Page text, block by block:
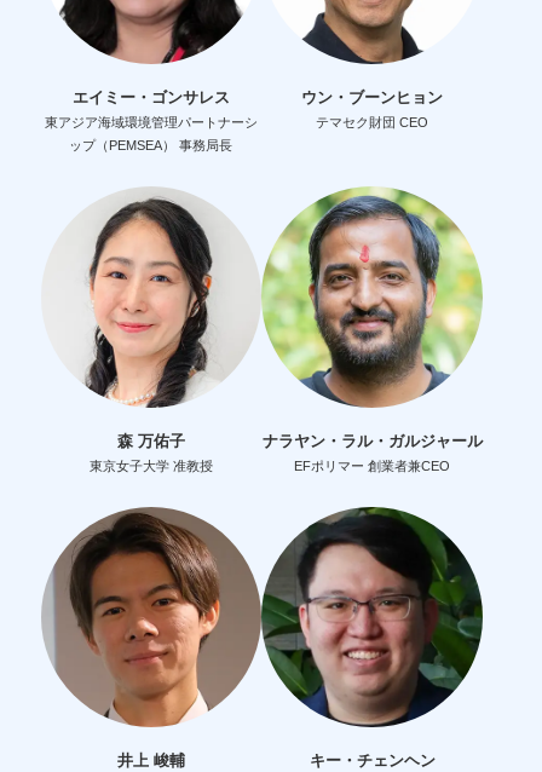
エイミー・ゴンサレス
東アジア海域環境管理パートナーシ
ップ（PEMSEA） 事務局長
ウン・ブーンヒョン
テマセク財団 CEO
森 万佑子
東京女子大学 准教授
ナラヤン・ラル・ガルジャール
EFポリマー 創業者兼CEO
井上 峻輔 キー・チェンヘン